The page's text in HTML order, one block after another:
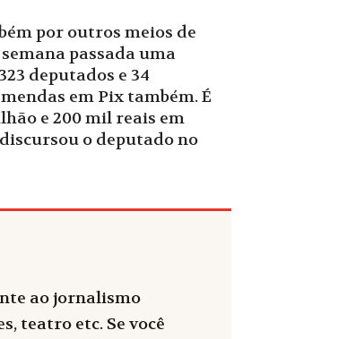
por outros meios de
passada uma
deputados e 34
em Pix também. É
e 200 mil reais em
o deputado no
ao jornalismo
teatro etc. Se você